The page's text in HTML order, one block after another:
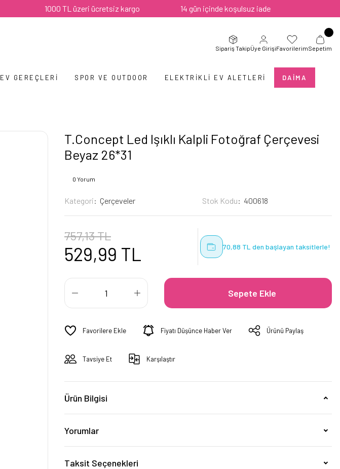
1000 TL üzeri ücretsiz kargo 14 gün içinde koşulsuz iade
Sipariş TakipÜye GirişiFavorilerimSepetim
EV GEREÇLERI SPOR VE OUTDOOR ELEKTRIKLI EV ALETLERI DAIMA
T.Concept Led Işıklı Kalpli Fotoğraf Çerçevesi
Beyaz 26*31
0 Yorum
Kategori Çerçeveler Stok Kodu 400618
757,13 TL
529,99 TL 70,88 TL den başlayan taksitlerle!
Sepete Ekle
Fiyatı Düşünce Haber Ver Ürünü Paylaş
Tavsiye Et Karşılaştır
Ürün Bilgisi
Yorumlar
Taksit Seçenekleri